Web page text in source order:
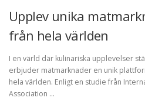
Upplev unika
från hela världen
I en värld där kulinariska upplevelser
erbjuder matmarknader en unik
hela världen. Enligt en studie från
Association …